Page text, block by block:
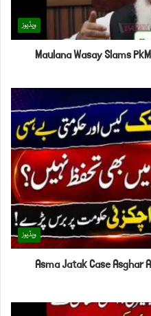
ویڈیوز
Maulana Wasay Slams
ویڈیوز
Asma Jatak Case Asghar